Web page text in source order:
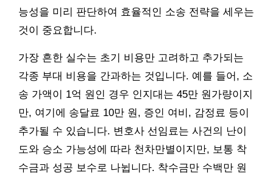
능성을 미리 판단하여 효율적인 소송 전략을 세우는
것이 중요합니다.
가장 흔한 실수는 초기 비용만 고려하고 추가되는
각종 부대 비용을 간과하는 것입니다. 예를 들어, 소
송 가액이 1억 원인 경우 인지대는 45만 원가량이지
만, 여기에 송달료 10만 원, 증인 여비, 감정료 등이
추가될 수 있습니다. 변호사 선임료는 사건의 난이
도와 승소 가능성에 따라 천차만별이지만, 보통 착
수금과 성공 보수로 나뉩니다. 착수금만 수백만 원